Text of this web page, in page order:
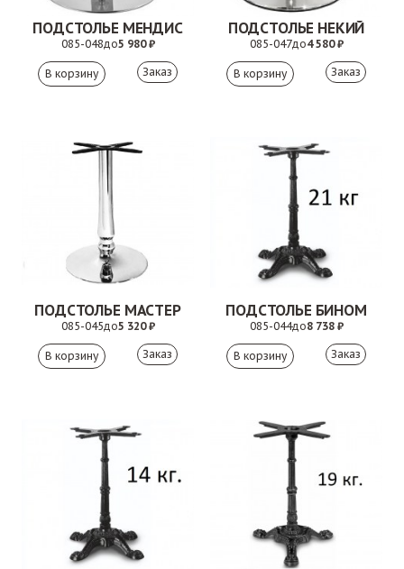
ПОДСТОЛЬЕ МЕНДИС
085-048до5 980 ₽
Заказ
ПОДСТОЛЬЕ НЕКИЙ
085-047до4 580 ₽
Заказ
ПОДСТОЛЬЕ МАСТЕР
085-045до5 320 ₽
Заказ
ПОДСТОЛЬЕ БИНОМ
085-044до8 738 ₽
Заказ